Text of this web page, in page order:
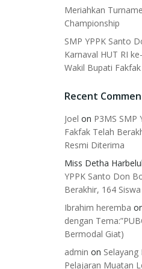
Meriahkan
Championship
SMP YPPK Santo
Karnaval HUT RI
Wakil Bupati Fakfak
Recent
Joel on P3MS SMP
Fakfak Telah
Resmi Diterima
Miss Detha
YPPK Santo Don
Berakhir, 164
Ibrahim heremba
dengan
Bermodal Giat)
admin on
Pelajaran Muatan